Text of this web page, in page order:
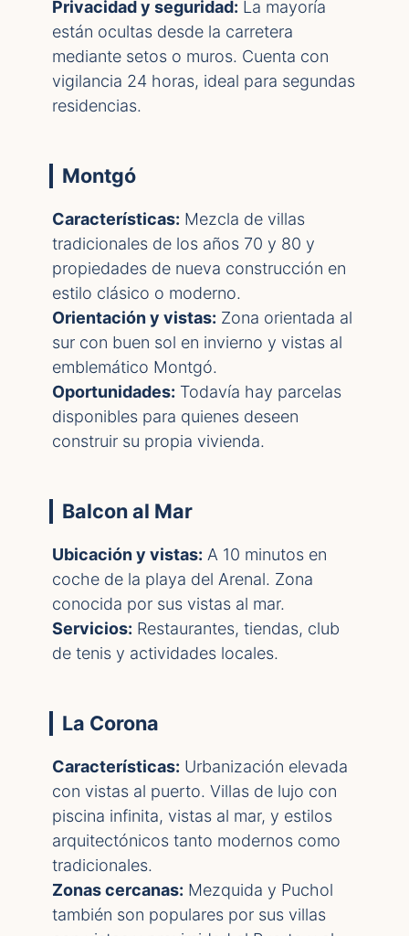
Privacidad y seguridad: La mayoría
están ocultas desde la carretera
mediante setos o muros. Cuenta con
vigilancia 24 horas, ideal para segundas
residencias.
Montgó
Características: Mezcla de villas
tradicionales de los años 70 y 80 y
propiedades de nueva construcción en
estilo clásico o moderno.
Orientación y vistas: Zona orientada al
sur con buen sol en invierno y vistas al
emblemático Montgó.
Oportunidades: Todavía hay parcelas
disponibles para quienes deseen
construir su propia vivienda.
Balcon al Mar
Ubicación y vistas: A 10 minutos en
coche de la playa del Arenal. Zona
conocida por sus vistas al mar.
Servicios: Restaurantes, tiendas, club
de tenis y actividades locales.
La Corona
Características: Urbanización elevada
con vistas al puerto. Villas de lujo con
piscina infinita, vistas al mar, y estilos
arquitectónicos tanto modernos como
tradicionales.
Zonas cercanas: Mezquida y Puchol
también son populares por sus villas